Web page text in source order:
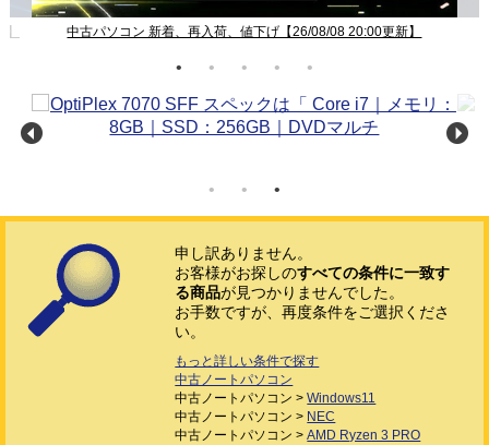
中古パソコン 新着、再入荷、値下げ【26/08/08 20:00更新】
申し訳ありません。
お客様がお探しのすべての条件に一致す
る商品が見つかりませんでした。
お手数ですが、再度条件をご選択くださ
い。
もっと詳しい条件で探す
中古ノートパソコン
中古ノートパソコン >Windows11
中古ノートパソコン > NEC
中古ノートパソコン >AMD Ryzen 3 PRO